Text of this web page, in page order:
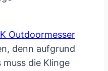
Outdoormesser
denn aufgrund
die Klinge